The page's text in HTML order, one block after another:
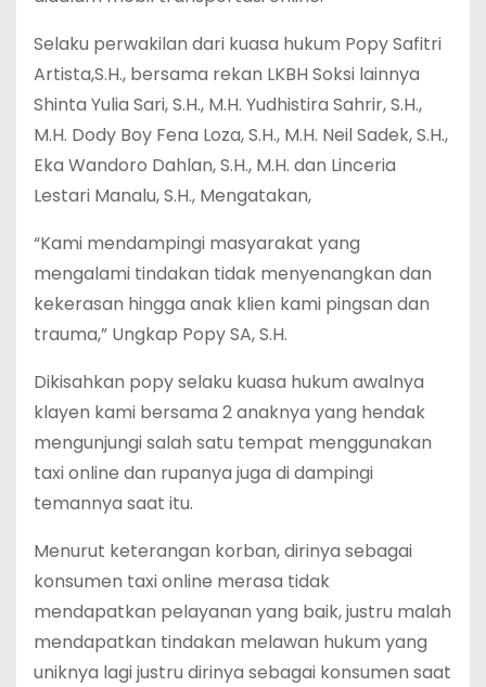
Selaku perwakilan dari kuasa hukum Popy Safitri
Artista,S.H., bersama rekan LKBH Soksi lainnya
Shinta Yulia Sari, S.H., M.H. Yudhistira Sahrir, S.H.,
M.H. Dody Boy Fena Loza, S.H., M.H. Neil Sadek, S.H.,
Eka Wandoro Dahlan, S.H., M.H. dan Linceria
Lestari Manalu, S.H., Mengatakan,
“Kami mendampingi masyarakat yang
mengalami tindakan tidak menyenangkan dan
kekerasan hingga anak klien kami pingsan dan
trauma,” Ungkap Popy SA, S.H.
Dikisahkan popy selaku kuasa hukum awalnya
klayen kami bersama 2 anaknya yang hendak
mengunjungi salah satu tempat menggunakan
taxi online dan rupanya juga di dampingi
temannya saat itu.
Menurut keterangan korban, dirinya sebagai
konsumen taxi online merasa tidak
mendapatkan pelayanan yang baik, justru malah
mendapatkan tindakan melawan hukum yang
uniknya lagi justru dirinya sebagai konsumen saat